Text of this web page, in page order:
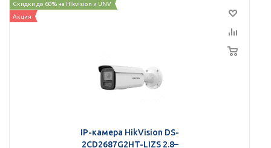
Скидки до 60% на Hikvision и UNV
Акция
IP-камера HikVision DS-
2CD2687G2HT-LIZS 2.8–